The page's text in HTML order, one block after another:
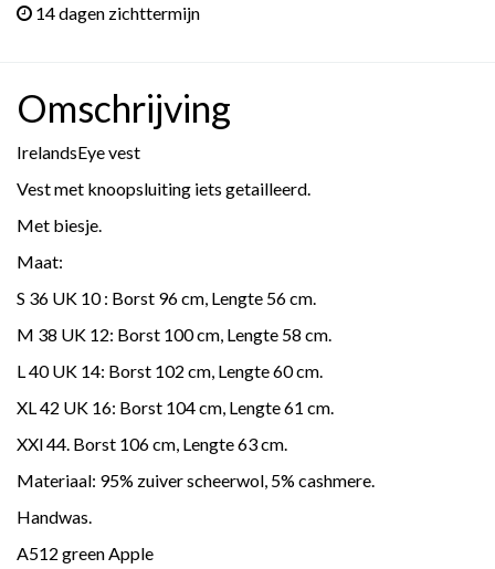
14 dagen zichttermijn
Omschrijving
IrelandsEye vest
Vest met knoopsluiting iets getailleerd.
Met biesje.
Maat:
S 36 UK 10 : Borst 96 cm, Lengte 56 cm.
M 38 UK 12: Borst 100 cm, Lengte 58 cm.
L 40 UK 14: Borst 102 cm, Lengte 60 cm.
XL 42 UK 16: Borst 104 cm, Lengte 61 cm.
XXl 44. Borst 106 cm, Lengte 63 cm.
Materiaal: 95% zuiver scheerwol, 5% cashmere.
Handwas.
A512 green Apple